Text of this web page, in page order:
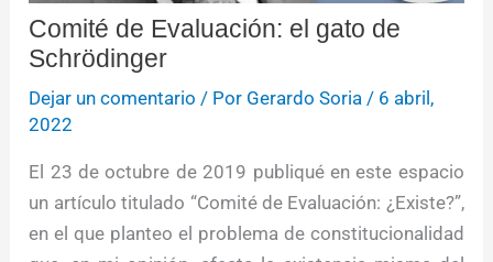
Comité de Evaluación: el gato de
Schrödinger
Dejar un comentario / Por Gerardo Soria / 6 abril,
2022
El 23 de octubre de 2019 publiqué en este espacio
un artículo titulado “Comité de Evaluación: ¿Existe?”,
en el que planteo el problema de constitucionalidad